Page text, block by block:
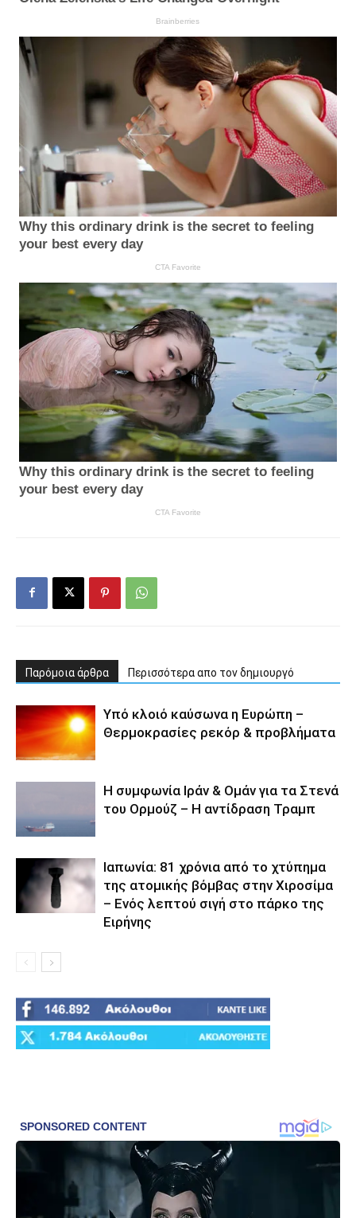
Παρόμοια άρθρα Περισσότερα απο τον δημιουργό
Υπό κλοιό καύσωνα η Ευρώπη –
Θερμοκρασίες ρεκόρ & προβλήματα
Η συμφωνία Ιράν & Ομάν για τα Στενά
του Ορμούζ – Η αντίδραση Τραμπ
Ιαπωνία: 81 χρόνια από το χτύπημα
της ατομικής βόμβας στην Χιροσίμα
– Ενός λεπτού σιγή στο πάρκο της
Ειρήνης